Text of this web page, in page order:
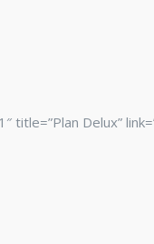
Delux”